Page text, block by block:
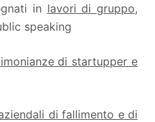
in lavori di gruppo,
speaking
di startupper e
di fallimento e di